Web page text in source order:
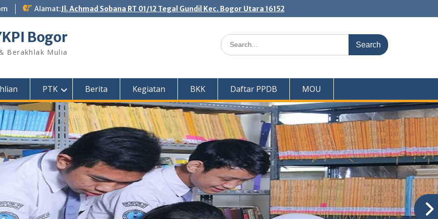
Alamat:Jl. Achmad Sobana RT 01/12 Tegal Gundil Kec. Bogor Utara 16152
Bogor
Berakhlak Mulia
Search
for:
PTK Berita Kegiatan BKK Daftar PPDB MOU